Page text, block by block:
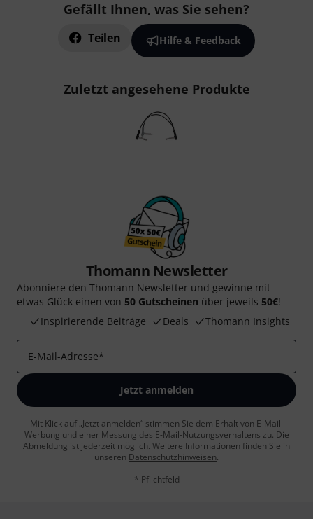
Gefällt Ihnen, was Sie sehen?
Teilen Hilfe & Feedback
Zuletzt angesehene Produkte
Thomann Newsletter
Abonniere den Thomann Newsletter und gewinne mit
etwas Glück einen von 50 Gutscheinen über jeweils 50€!
Inspirierende Beiträge
Deals Thomann Insights
E-Mail-Adresse*
Jetzt anmelden
Mit Klick auf „Jetzt anmelden“ stimmen Sie dem Erhalt von E-Mail-
Werbung und einer Messung des E-Mail-Nutzungsverhaltens zu. Die
Abmeldung ist jederzeit möglich. Weitere Informationen finden Sie in
unseren Datenschutzhinweisen.
* Pflichtfeld